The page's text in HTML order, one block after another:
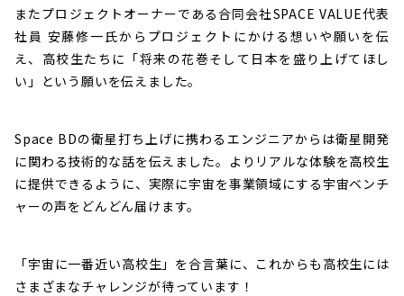
またプロジェクトオーナーである合同会社SPACE VALUE代表
社員 安藤修一氏からプロジェクトにかける想いや願いを伝
え、高校生たちに「将来の花巻そして日本を盛り上げてほし
い」という願いを伝えました。
Space BDの衛星打ち上げに携わるエンジニアからは衛星開発
に関わる技術的な話を伝えました。よりリアルな体験を高校生
に提供できるように、実際に宇宙を事業領域にする宇宙ベンチ
ャーの声をどんどん届けます。
「宇宙に一番近い高校生」を合言葉に、これからも高校生には
さまざまなチャレンジが待っています！